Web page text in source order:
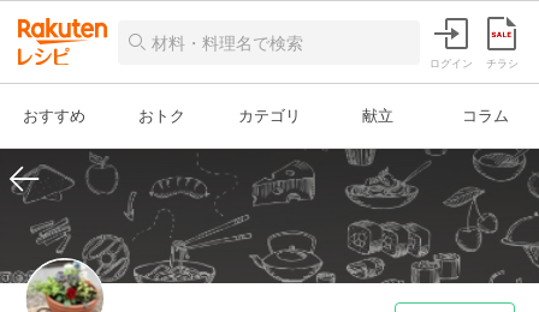
ログイン チラシ
おすすめ おトク カテゴリ 献立 コラム